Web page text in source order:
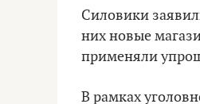
Силовики
них новые
применяли
В рамках